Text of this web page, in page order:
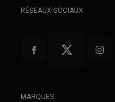
RÉSEAUX SOCIAUX
MARQUES